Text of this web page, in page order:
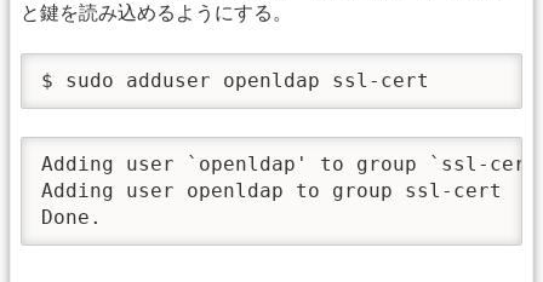
と鍵を読み込めるようにする。
$ sudo adduser openldap ssl-cert
Adding user `openldap' to group `ssl-
Adding user openldap to group ssl-cert
Done.